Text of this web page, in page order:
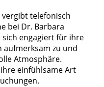
telefonisch
bei Dr. Barbara
sich engagiert für ihre
zu und
Atmosphäre.
einfühlsame Art